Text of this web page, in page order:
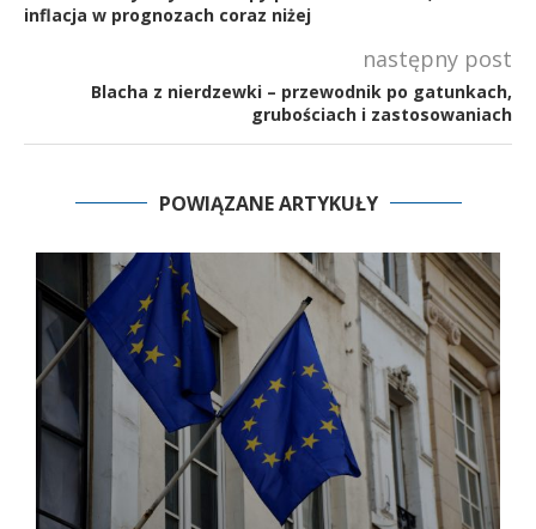
inflacja w prognozach coraz niżej
następny post
Blacha z nierdzewki – przewodnik po gatunkach,
grubościach i zastosowaniach
POWIĄZANE ARTYKUŁY